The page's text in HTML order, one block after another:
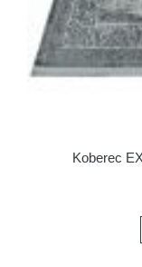
Koberec